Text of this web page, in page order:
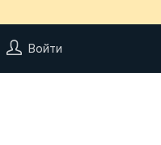
Войти